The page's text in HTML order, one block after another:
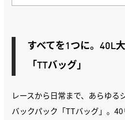
すべてを1つに。40L
「TTバッグ」
レースから日常まで、あらゆる
バックパック「TTバッグ」。40